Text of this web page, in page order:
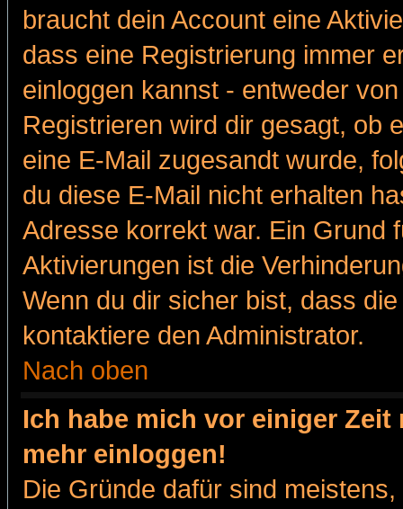
braucht dein Account eine
dass eine Registrierung immer
einloggen kannst - entweder
Registrieren wird dir gesagt, ob
eine E-Mail zugesandt wurde,
du diese E-Mail nicht erhalten
Adresse korrekt war. Ein Grund
Aktivierungen ist die
Wenn du dir sicher bist, dass
kontaktiere den Administrator.
Nach oben
Ich habe mich vor einiger
mehr einloggen!
Die Gründe dafür sind